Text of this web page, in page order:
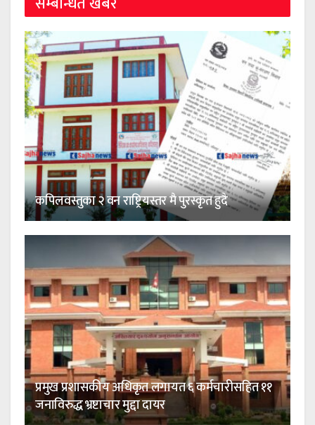
कपिलवस्तुका २ वन राष्ट्रियस्तर मै पुरस्कृत हुदै
प्रमुख प्रशासकीय अधिकृत लगायत ६ कर्मचारीसहित ११
जनाविरुद्ध भ्रष्टाचार मुद्दा दायर